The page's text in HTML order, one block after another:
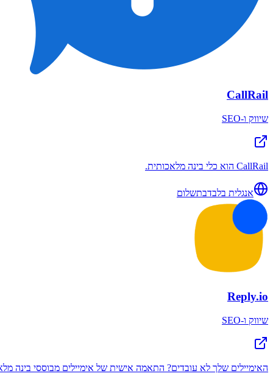
CallRail
שיווק ו-SEO
CallRail הוא כלי בינה מלאכותית.
אנגלית בלבדבתשלום
Reply.io
שיווק ו-SEO
האימיילים שלך לא עובדים? התאמה אישית של אימיילים מבוססי בינה